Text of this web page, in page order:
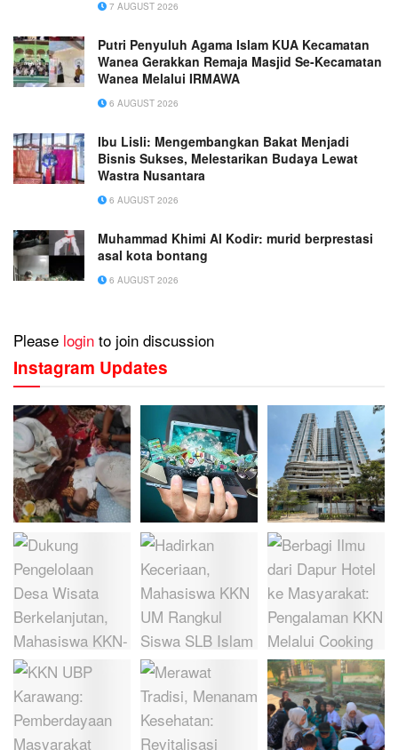
7 AUGUST 2026
Putri Penyuluh Agama Islam KUA Kecamatan
Wanea Gerakkan Remaja Masjid Se-Kecamatan
Wanea Melalui IRMAWA
6 AUGUST 2026
Ibu Lisli: Mengembangkan Bakat Menjadi
Bisnis Sukses, Melestarikan Budaya Lewat
Wastra Nusantara
6 AUGUST 2026
Muhammad Khimi Al Kodir: murid berprestasi
asal kota bontang
6 AUGUST 2026
Please login to join discussion
Instagram Updates